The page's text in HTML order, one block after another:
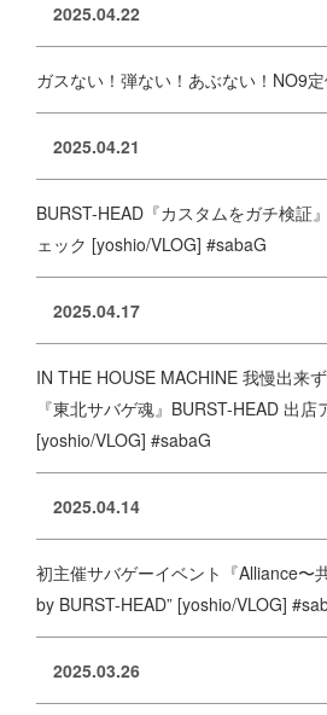
2025.04.22
ガスない！弾ない！あぶない！NO9
2025.04.21
BURST-HEAD『カスタムをガチ検証
ェック [yoshio/VLOG] #sabaG
2025.04.17
IN THE HOUSE MACHINE 我慢出来
『東北サバゲ魂』BURST-HEAD 出店
[yoshio/VLOG] #sabaG
2025.04.14
初主催サバゲーイベント『Alliance〜
by BURST-HEAD” [yoshio/VLOG]
2025.03.26